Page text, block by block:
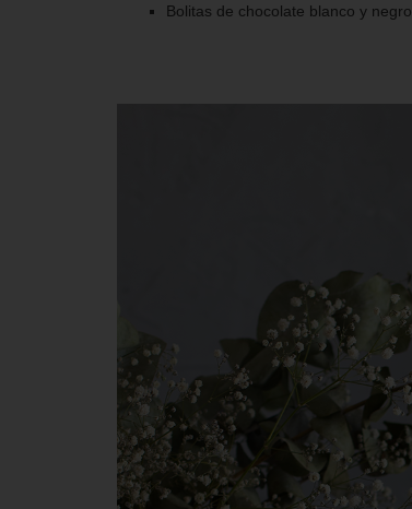
Bolitas de chocolate blanco y negro